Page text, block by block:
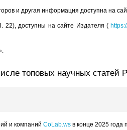
и другая информация доступна на
22), доступны на сайте Издателя (
топовых научных статей
и компаний CoLab.wsв конце 2025 года